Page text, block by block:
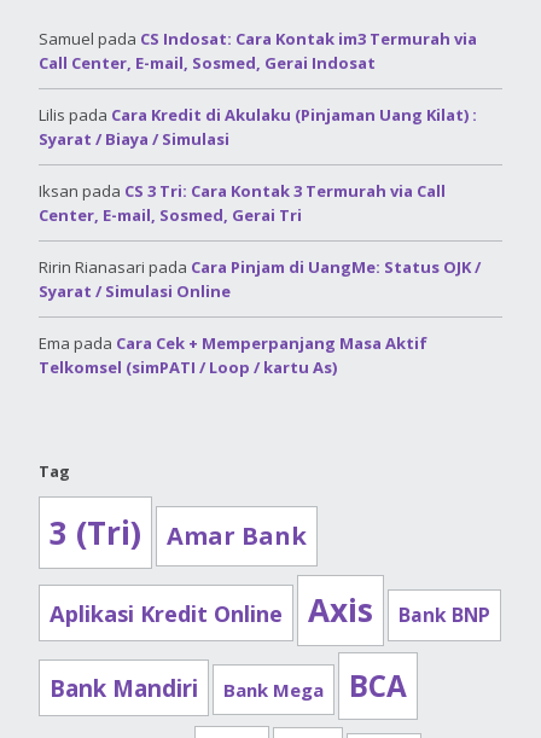
Samuel pada CS Indosat: Cara Kontak im3 Termurah via
Call Center, E-mail, Sosmed, Gerai Indosat
Lilis pada Cara Kredit di Akulaku (Pinjaman Uang Kilat) :
Syarat / Biaya / Simulasi
Iksan pada CS 3 Tri: Cara Kontak 3 Termurah via Call
Center, E-mail, Sosmed, Gerai Tri
Ririn Rianasari pada Cara Pinjam di UangMe: Status OJK /
Syarat / Simulasi Online
Ema pada Cara Cek + Memperpanjang Masa Aktif
Telkomsel (simPATI / Loop / kartu As)
Tag
3 (Tri) Amar Bank
Aplikasi Kredit Online Axis Bank BNP
Bank Mandiri Bank Mega BCA